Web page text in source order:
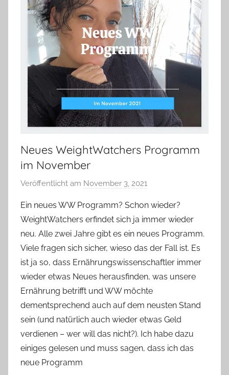
Neues WeightWatchers Programm
im November
Veröffentlicht am November 3, 2021
n
Y
v
o
n
n
e
Ein neues WW Programm? Schon wieder?
WeightWatchers erfindet sich ja immer wieder
neu. Alle zwei Jahre gibt es ein neues Programm.
Viele fragen sich sicher, wieso das der Fall ist. Es
ist ja so, dass Ernährungswissenschaftler immer
wieder etwas Neues herausfinden, was unsere
Ernährung betrifft und WW möchte
dementsprechend auch auf dem neusten Stand
sein (und natürlich auch wieder etwas Geld
verdienen – wer will das nicht?). Ich habe dazu
einiges gelesen und muss sagen, dass ich das
neue Programm